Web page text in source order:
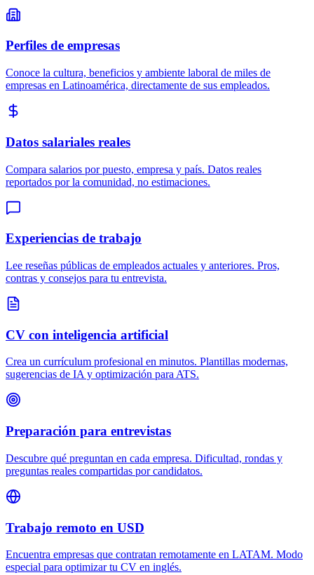
Perfiles de empresas
Conoce la cultura, beneficios y ambiente laboral de miles de
empresas en Latinoamérica, directamente de sus empleados.
Datos salariales reales
Compara salarios por puesto, empresa y país. Datos reales
reportados por la comunidad, no estimaciones.
Experiencias de trabajo
Lee reseñas públicas de empleados actuales y anteriores. Pros,
contras y consejos para tu entrevista.
CV con inteligencia artificial
Crea un currículum profesional en minutos. Plantillas modernas,
sugerencias de IA y optimización para ATS.
Preparación para entrevistas
Descubre qué preguntan en cada empresa. Dificultad, rondas y
preguntas reales compartidas por candidatos.
Trabajo remoto en USD
Encuentra empresas que contratan remotamente en LATAM. Modo
especial para optimizar tu CV en inglés.